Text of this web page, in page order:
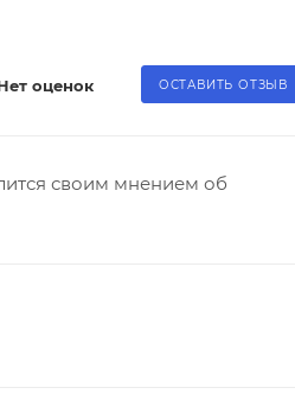
оценок ОСТАВИТЬ ОТЗЫВ
своим мнением об